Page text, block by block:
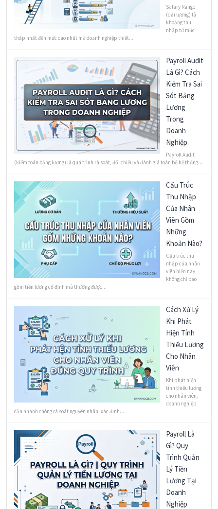
Salary Range
(dải lương) là
khoảng thu
nhập từ mức
thấp nhất đến mức cao nhất mà doanh nghiệp thiết...
Payroll Audit
Là Gì? Cách
Kiểm Tra Sai
Sót Bảng
Lương
Trong
Doanh
Nghiệp
Payroll Audit
(kiểm toán bảng lương) là quá trình rà soát, đối chiếu và đánh giá toàn bộ hệ thống...
Cấu Trúc
Thu Nhập
Của Nhân
Viên Gồm
Những
Khoản Nào?
Cấu trúc thu
nhập của nhân
viên hiện nay
không chỉ bao
gồm tiền lương cố định mà thường được...
Cách Xử Lý
Khi Phát
Hiện Tính
Thiếu Lương
Cho Nhân
Viên
Khi phát hiện
tính thiếu lương
cho nhân viên,
doanh nghiệp
cần nhanh chóng rà soát nguyên nhân, xác định...
Payroll Là
Gì? Quy
Trình Quản
Lý Tiền
Lương Tại
Doanh
Nghiệp